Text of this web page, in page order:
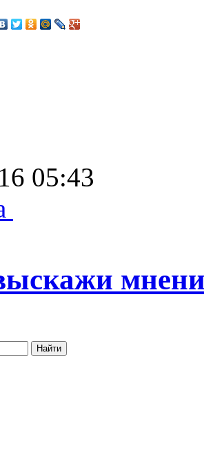
05:43